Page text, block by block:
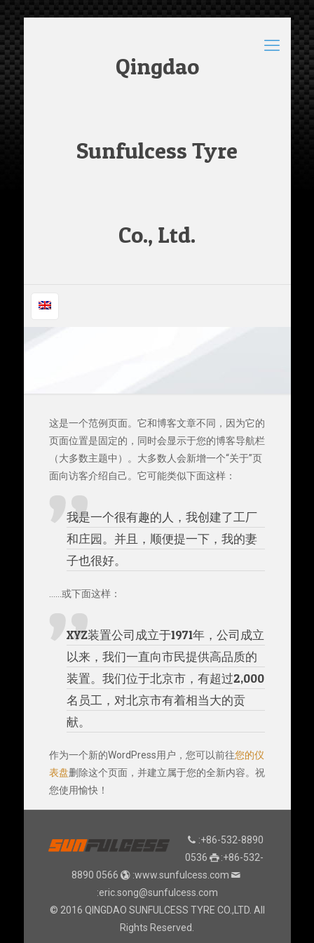
Qingdao
Sunfulcess Tyre
Co., Ltd.
这是一个范例页面。它和博客文章不同，因为它的
页面位置是固定的，同时会显示于您的博客导航栏
（大多数主题中）。大多数人会新增一个“关于”页
面向访客介绍自己。它可能类似下面这样：
我是一个很有趣的人，我创建了工厂
和庄园。并且，顺便提一下，我的妻
子也很好。
……或下面这样：
XYZ装置公司成立于1971年，公司成立
以来，我们一直向市民提供高品质的
装置。我们位于北京市，有超过2,000
名员工，对北京市有着相当大的贡
献。
作为一个新的WordPress用户，您可以前往您的仪
表盘删除这个页面，并建立属于您的全新内容。祝
您使用愉快！
:+86-532-8890
0536
:+86-532-
8890 0566
:www.sunfulcess.com
:eric.song@sunfulcess.com
© 2016 QINGDAO SUNFULCESS TYRE CO.,LTD. All
Rights Reserved.